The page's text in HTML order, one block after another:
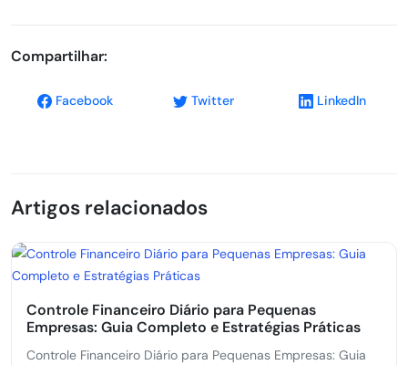
Compartilhar:
Facebook Twitter LinkedIn
Artigos relacionados
Controle Financeiro Diário para Pequenas
Empresas: Guia Completo e Estratégias Práticas
Controle Financeiro Diário para Pequenas Empresas: Guia